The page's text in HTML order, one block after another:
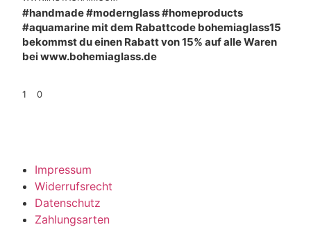
#handmade #modernglass #homeproducts
#aquamarine mit dem Rabattcode bohemiaglass15
bekommst du einen Rabatt von 15% auf alle Waren
bei www.bohemiaglass.de
1 0
Impressum
Widerrufsrecht
Datenschutz
Zahlungsarten